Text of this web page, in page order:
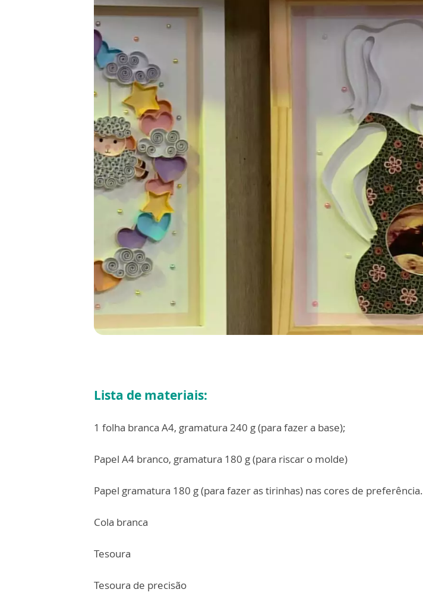
Lista de materiais:
1 folha branca A4, gramatura 240 g (para fazer a base);
Papel A4 branco, gramatura 180 g (para riscar o molde)
Papel gramatura 180 g (para fazer as tirinhas) nas cores de preferência.
Cola branca
Tesoura
Tesoura de precisão